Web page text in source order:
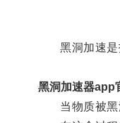
黑洞加速是指
黑洞加速器app
当物质被黑洞